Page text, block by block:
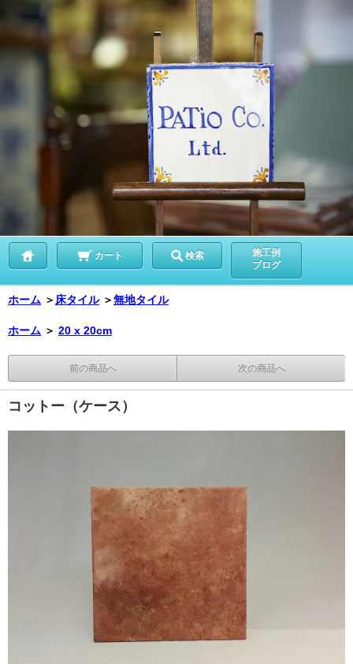
カート 検索
施工例
ブログ
ホーム ＞ 床タイル ＞無地タイル
ホーム ＞ 20 x 20cm
前の商品へ 次の商品へ
コットー（ケース）